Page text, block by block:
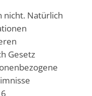
nicht. Natürlich
Gesetz